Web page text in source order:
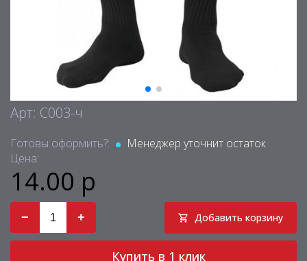
Арт: С003-ч
Готовы оформить?:
Менеджер уточнит остаток
Цена:
14.00 р
− + Добавить корзину
Купить в 1 клик